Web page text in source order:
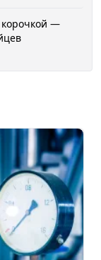
корочкой —